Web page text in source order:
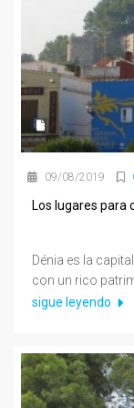
09/08/2019
Los lugares para
Dénia es la
con un rico
sigue leyendo